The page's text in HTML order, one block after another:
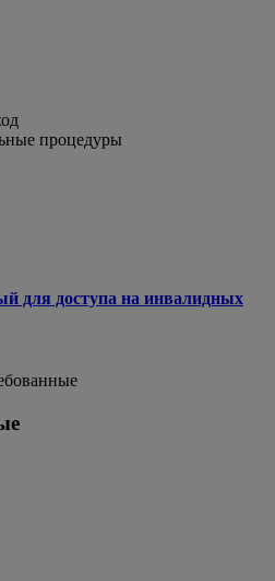
процедуры
для доступа на инвалидных